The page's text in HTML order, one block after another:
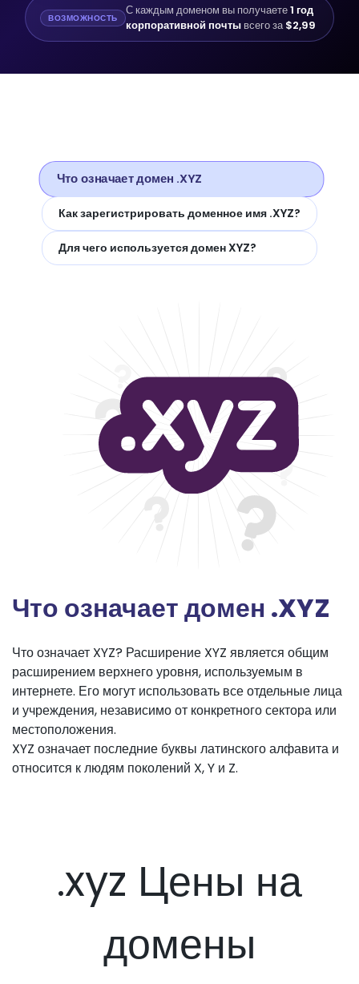
ВОЗМОЖНОСТЬ С каждым доменом вы получаете1 год
корпоративной почтывсего за$2,99
Что означает домен .XYZ
Как зарегистрировать доменное имя .XYZ?
Для чего используется домен XYZ?
Что означает домен .XYZ
Что означает XYZ? Расширение XYZ является общим
расширением верхнего уровня, используемым в
интернете. Его могут использовать все отдельные лица
и учреждения, независимо от конкретного сектора или
местоположения.
XYZ означает последние буквы латинского алфавита и
относится к людям поколений X, Y и Z.
.xyz Цены на
домены